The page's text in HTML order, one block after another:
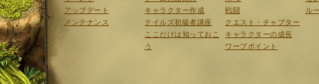
アップデート
メンテナンス
キャラクター作成
テイルズ初級者講座
ここだけは知っておこ
う
戦闘
クエスト・チャプター
キャラクターの成長
ワープポイント
ル